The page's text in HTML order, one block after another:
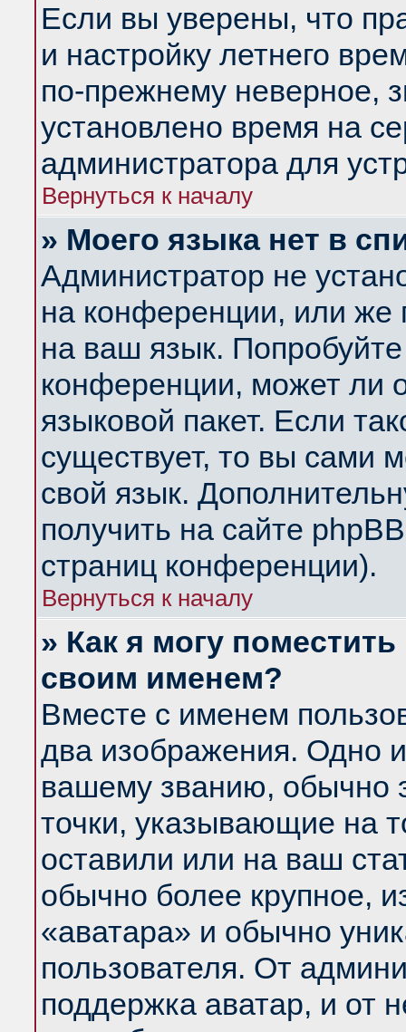
Если вы уверены, что
и настройку летнего
по-прежнему неверное,
установлено время на
администратора для
Вернуться к началу
» Моего языка нет в
Администратор не
на конференции, или же
на ваш язык.
конференции, может ли
языковой пакет. Если
существует, то вы сами
свой язык.
получить на сайте
страниц конференции).
Вернуться к началу
» Как я могу
своим именем?
Вместе с именем
два изображения. Одно
вашему званию, обычно
точки, указывающие на
оставили или на ваш
обычно более крупное,
«аватара» и обычно
пользователя. От
поддержка аватар, и от